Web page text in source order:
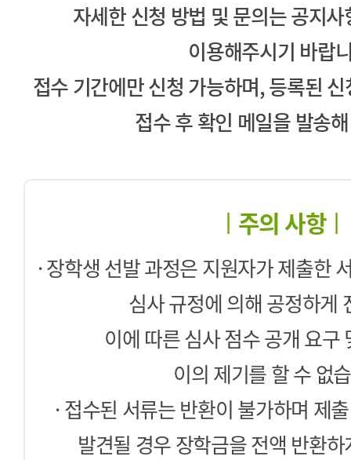
자세한 신청 방법 및 문의는 공지
이용해주시기 바랍
접수 기간에만 신청 가능하며, 등록된
접수 후 확인 메일을 발송
주의 사항
· 장학생 선발 과정은 지원자가 제출한
심사 규정에 의해 공정하게
이에 따른 심사 점수 공개 요구
이의 제기를 할 수 없
· 접수된 서류는 반환이 불가하며 제
발견될 경우 장학금을 전액 반환